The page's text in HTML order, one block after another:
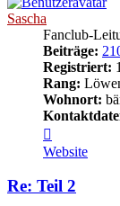
Sascha
Fanclub-
Beiträge:
Registriert:
Rang:
Wohnort:
von
Sascha
Website
Re: Teil 2